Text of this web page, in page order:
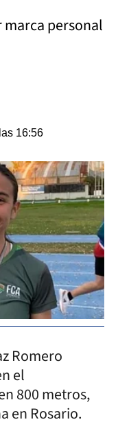
personal
16:56
Romero
el
800 metros,
en Rosario.